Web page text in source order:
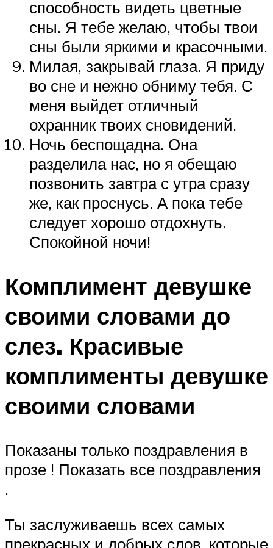
способность видеть цветные
сны. Я тебе желаю, чтобы твои
сны были яркими и красочными.
Милая, закрывай глаза. Я приду
во сне и нежно обниму тебя. С
меня выйдет отличный
охранник твоих сновидений.
Ночь беспощадна. Она
разделила нас, но я обещаю
позвонить завтра с утра сразу
же, как проснусь. А пока тебе
следует хорошо отдохнуть.
Спокойной ночи!
Комплимент девушке
своими словами до
слез. Красивые
комплименты девушке
своими словами
Показаны только поздравления в
прозе ! Показать все поздравления
.
Ты заслуживаешь всех самых
прекрасных и добрых слов, которые